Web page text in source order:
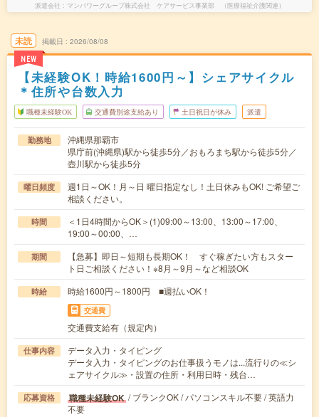
派遣会社 マンパワーグループ株式会社 ケアサービス事業部 （医療福祉介護関連）
未読
NEW
掲載日 2026/08/08
【未経験OK！時給1600円～】シェアサイクル
＊住所や台数入力
職種未経験OK 交通費別途支給あり 土日祝日が休み 派遣
勤務地
沖縄県那覇市
県庁前(沖縄県)駅から徒歩5分／おもろまち駅から徒歩5分／
壺川駅から徒歩5分
曜日頻度
週1日～OK！月～日 曜日指定なし！土日休みもOK! ご希望ご
相談ください。
時間
＜1日4時間からOK＞(1)09:00～13:00、13:00～17:00、
19:00～00:00、…
期間
【急募】即日～短期も長期OK！ すぐ稼ぎたい方もスター
ト日ご相談ください！※8月～9月～など相談OK
時給 時給1600円～1800円 ■週払いOK！
交通費
交通費支給有（規定内）
仕事内容
データ入力・タイピング
データ入力・タイピングのお仕事扱うモノは...流行りの≪シ
ェアサイクル≫・設置の住所・利用日時・残台…
応募資格 職種未経験OK / ブランクOK / パソコンスキル不要 / 英語力
不要